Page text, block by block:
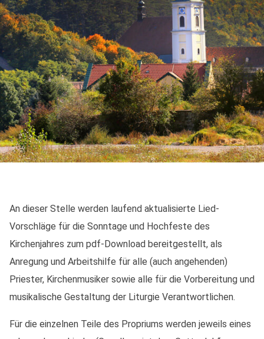
An dieser Stelle werden laufend aktualisierte Lied-
Vorschläge für die Sonntage und Hochfeste des
Kirchenjahres zum pdf-Download bereitgestellt, als
Anregung und Arbeitshilfe für alle (auch angehenden)
Priester, Kirchenmusiker sowie alle für die Vorbereitung und
musikalische Gestaltung der Liturgie Verantwortlichen.
Für die einzelnen Teile des Propriums werden jeweils eines